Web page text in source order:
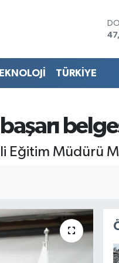
TÜRKİYE
Eğitim Müdürü